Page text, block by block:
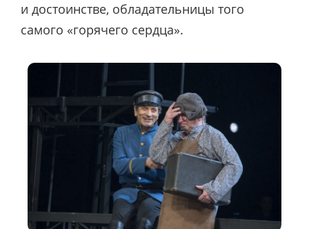
и достоинстве, обладательницы того
самого «горячего сердца».